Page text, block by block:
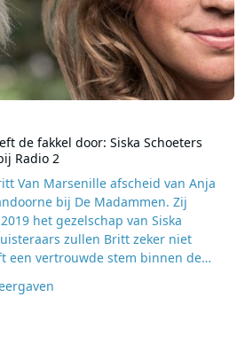
de fakkel door: Siska Schoeters
Radio 2
Van Marsenille afscheid van Anja
bij De Madammen. Zij
het gezelschap van Siska
zullen Britt zeker niet
een vertrouwde stem binnen de
nieuw wekelijks programma en